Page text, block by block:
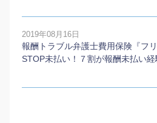
2019年08月16日
報酬トラブル弁護士費用保険『フ
STOP未払い！７割が報酬未払い